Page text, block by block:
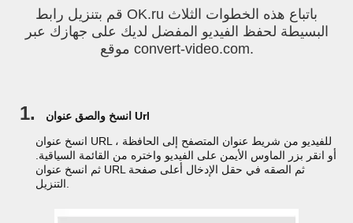
قم بتنزيل رابط OK.ru باتباع هذه الخطوات الثلاث
البسيطة لحفظ الفيديو المفضل لديك على جهازك عبر
موقع convert-video.com.
1.
انسخ والصق عنوان Url
انسخ عنوان URL للفيديو من شريط عنوان المتصفح إلى الحافظة ،
أو انقر بزر الماوس الأيمن على الفيديو واختره من القائمة السياقية.
ثم انسخ عنوان URL ثم الصقه في حقل الإدخال أعلى صفحة